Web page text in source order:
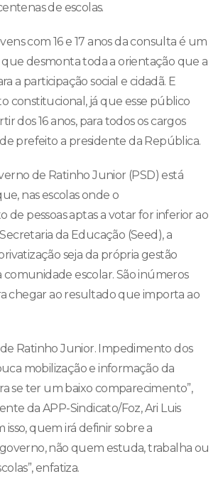
de escolas.
com 16 e 17 anos da consulta é um
desmonta toda a orientação que a
a participação social e cidadã. E
constitucional, já que esse público
dos 16 anos, para todos os cargos
prefeito a presidente da República.
de Ratinho Junior (PSD) está
nas escolas onde o
de pessoas aptas a votar for inferior ao
da Educação (Seed), a
seja da própria gestão
comunidade escolar. São inúmeros
chegar ao resultado que importa ao
de Ratinho Junior. Impedimento dos
mobilização e informação da
se ter um baixo comparecimento”,
da APP-Sindicato/Foz, Ari Luis
isso, quem irá definir sobre a
não quem estuda, trabalha ou
enfatiza.